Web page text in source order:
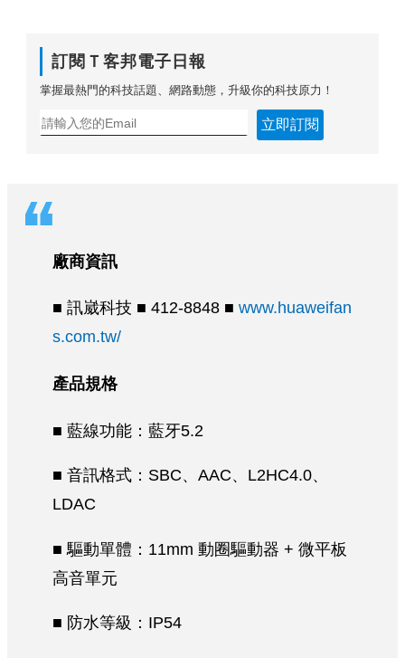
訂閱Ｔ客邦電子日報
掌握最熱門的科技話題、網路動態，升級你的科技原力！
立即訂閱
廠商資訊
■ 訊崴科技 ■ 412-8848 ■ www.huaweifan
s.com.tw/
產品規格
■ 藍線功能：藍牙5.2
■ 音訊格式：SBC、AAC、L2HC4.0、
LDAC
■ 驅動單體：11mm 動圈驅動器 + 微平板
高音單元
■ 防水等級：IP54